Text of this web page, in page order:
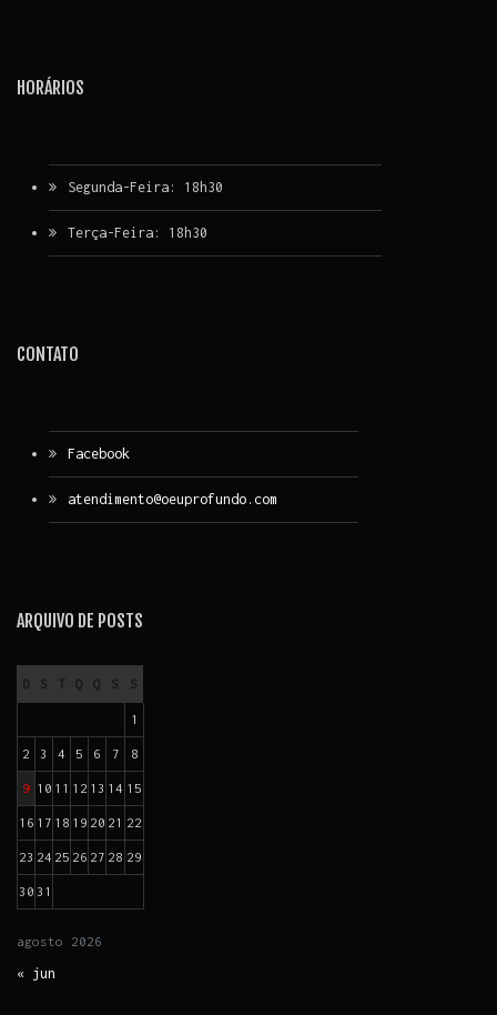
HORÁRIOS
Segunda-Feira: 18h30
Terça-Feira: 18h30
CONTATO
Facebook
atendimento@oeuprofundo.com
ARQUIVO DE POSTS
agosto 2026
D S T Q Q S S
1
2 3 4 5 6 7 8
9 10 11 12 13 14 15
16 17 18 19 20 21 22
23 24 25 26 27 28 29
30 31
« jun